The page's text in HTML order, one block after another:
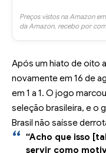
Preços vistos na Amazon
da Amazon, recebo por
Após um hiato de oito
novamente em 16 de
em 1 a 1. O jogo
seleção brasileira, e o
Brasil não saísse
“Acho que isso
servir como